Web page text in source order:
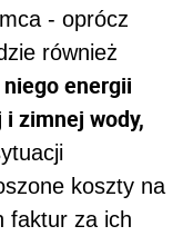
- oprócz
również
niego energii
zimnej wody,
koszty na
faktur za ich